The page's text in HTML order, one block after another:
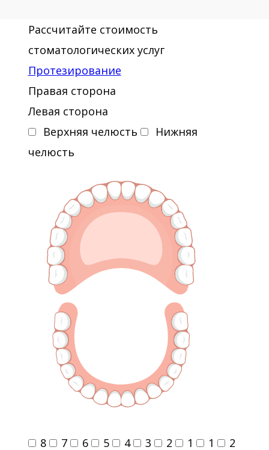
Рассчитайте стоимость
стоматологических услуг
Протезирование
Правая сторона
Левая сторона
Верхняя челюсть
Нижняя
челюсть
8 7 6 5 4 3 2 1 1 2